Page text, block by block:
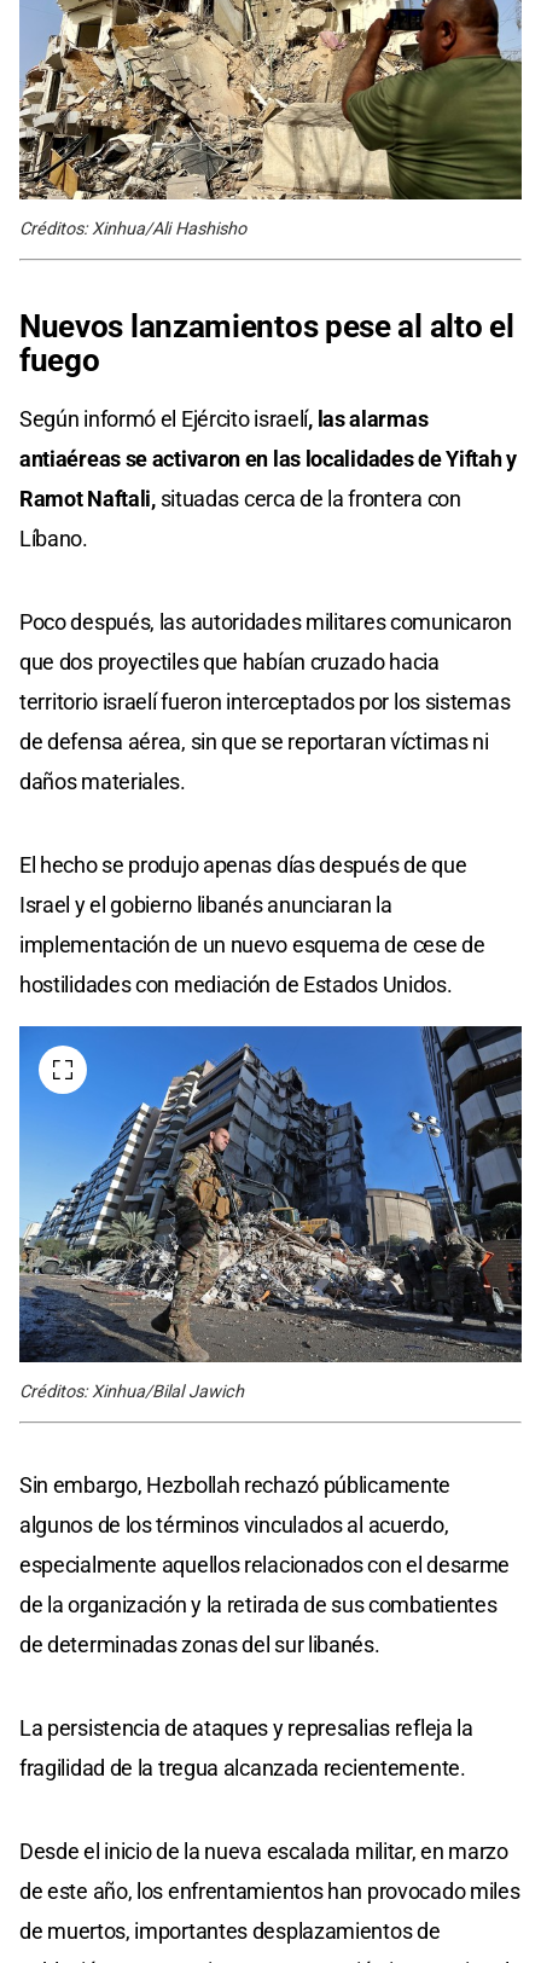
Créditos: Xinhua/Ali Hashisho
Nuevos lanzamientos pese al alto el
fuego
Según informó el Ejército israelí, las alarmas
antiaéreas se activaron en las localidades de Yiftah y
Ramot Naftali,situadas cerca de la frontera con
Líbano.
Poco después, las autoridades militares comunicaron
que dos proyectiles que habían cruzado hacia
territorio israelí fueron interceptados por los sistemas
de defensa aérea, sin que se reportaran víctimas ni
daños materiales.
El hecho se produjo apenas días después de que
Israel y el gobierno libanés anunciaran la
implementación de un nuevo esquema de cese de
hostilidades con mediación de Estados Unidos.
Créditos: Xinhua/Bilal Jawich
Sin embargo, Hezbollah rechazó públicamente
algunos de los términos vinculados al acuerdo,
especialmente aquellos relacionados con el desarme
de la organización y la retirada de sus combatientes
de determinadas zonas del sur libanés.
La persistencia de ataques y represalias refleja la
fragilidad de la tregua alcanzada recientemente.
Desde el inicio de la nueva escalada militar, en marzo
de este año, los enfrentamientos han provocado miles
de muertos, importantes desplazamientos de